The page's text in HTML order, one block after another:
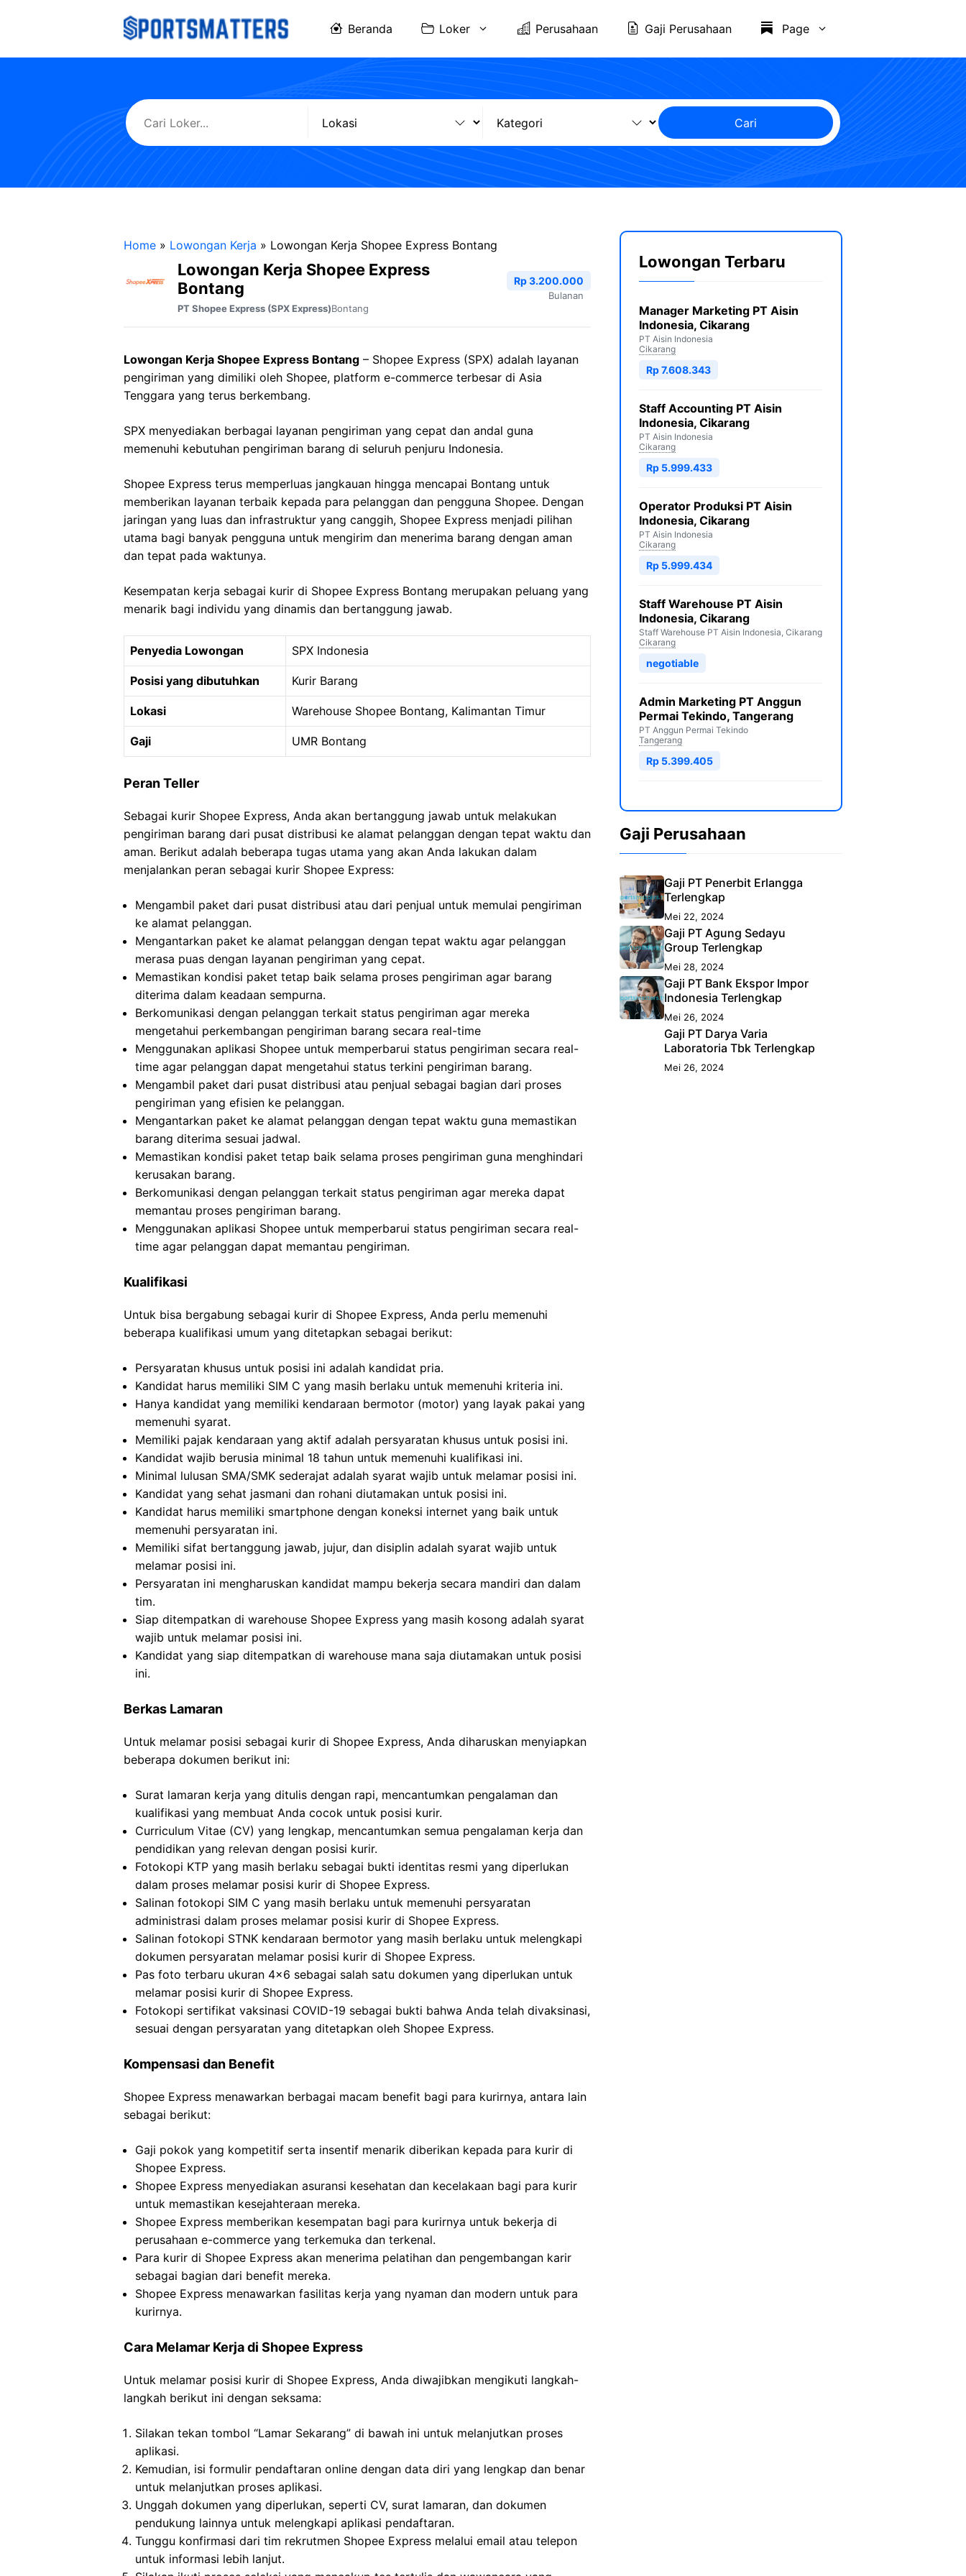
Beranda Loker Perusahaan Gaji Perusahaan Page
Cari
Home » Lowongan Kerja » Lowongan Kerja Shopee Express Bontang
Lowongan Kerja Shopee Express
Bontang
PT Shopee Express (SPX Express)Bontang
Rp 3.200.000
Bulanan
Lowongan Kerja Shopee Express Bontang – Shopee Express (SPX) adalah layanan
pengiriman yang dimiliki oleh Shopee, platform e-commerce terbesar di Asia
Tenggara yang terus berkembang.
SPX menyediakan berbagai layanan pengiriman yang cepat dan andal guna
memenuhi kebutuhan pengiriman barang di seluruh penjuru Indonesia.
Shopee Express terus memperluas jangkauan hingga mencapai Bontang untuk
memberikan layanan terbaik kepada para pelanggan dan pengguna Shopee. Dengan
jaringan yang luas dan infrastruktur yang canggih, Shopee Express menjadi pilihan
utama bagi banyak pengguna untuk mengirim dan menerima barang dengan aman
dan tepat pada waktunya.
Kesempatan kerja sebagai kurir di Shopee Express Bontang merupakan peluang yang
menarik bagi individu yang dinamis dan bertanggung jawab.
Penyedia Lowongan SPX Indonesia
Posisi yang dibutuhkan Kurir Barang
Lokasi Warehouse Shopee Bontang, Kalimantan Timur
Gaji UMR Bontang
Peran Teller
Sebagai kurir Shopee Express, Anda akan bertanggung jawab untuk melakukan
pengiriman barang dari pusat distribusi ke alamat pelanggan dengan tepat waktu dan
aman. Berikut adalah beberapa tugas utama yang akan Anda lakukan dalam
menjalankan peran sebagai kurir Shopee Express:
Mengambil paket dari pusat distribusi atau dari penjual untuk memulai pengiriman
ke alamat pelanggan.
Mengantarkan paket ke alamat pelanggan dengan tepat waktu agar pelanggan
merasa puas dengan layanan pengiriman yang cepat.
Memastikan kondisi paket tetap baik selama proses pengiriman agar barang
diterima dalam keadaan sempurna.
Berkomunikasi dengan pelanggan terkait status pengiriman agar mereka
mengetahui perkembangan pengiriman barang secara real-time
Menggunakan aplikasi Shopee untuk memperbarui status pengiriman secara real-
time agar pelanggan dapat mengetahui status terkini pengiriman barang.
Mengambil paket dari pusat distribusi atau penjual sebagai bagian dari proses
pengiriman yang efisien ke pelanggan.
Mengantarkan paket ke alamat pelanggan dengan tepat waktu guna memastikan
barang diterima sesuai jadwal.
Memastikan kondisi paket tetap baik selama proses pengiriman guna menghindari
kerusakan barang.
Berkomunikasi dengan pelanggan terkait status pengiriman agar mereka dapat
memantau proses pengiriman barang.
Menggunakan aplikasi Shopee untuk memperbarui status pengiriman secara real-
time agar pelanggan dapat memantau pengiriman.
Kualifikasi
Untuk bisa bergabung sebagai kurir di Shopee Express, Anda perlu memenuhi
beberapa kualifikasi umum yang ditetapkan sebagai berikut:
Persyaratan khusus untuk posisi ini adalah kandidat pria.
Kandidat harus memiliki SIM C yang masih berlaku untuk memenuhi kriteria ini.
Hanya kandidat yang memiliki kendaraan bermotor (motor) yang layak pakai yang
memenuhi syarat.
Memiliki pajak kendaraan yang aktif adalah persyaratan khusus untuk posisi ini.
Kandidat wajib berusia minimal 18 tahun untuk memenuhi kualifikasi ini.
Minimal lulusan SMA/SMK sederajat adalah syarat wajib untuk melamar posisi ini.
Kandidat yang sehat jasmani dan rohani diutamakan untuk posisi ini.
Kandidat harus memiliki smartphone dengan koneksi internet yang baik untuk
memenuhi persyaratan ini.
Memiliki sifat bertanggung jawab, jujur, dan disiplin adalah syarat wajib untuk
melamar posisi ini.
Persyaratan ini mengharuskan kandidat mampu bekerja secara mandiri dan dalam
tim.
Siap ditempatkan di warehouse Shopee Express yang masih kosong adalah syarat
wajib untuk melamar posisi ini.
Kandidat yang siap ditempatkan di warehouse mana saja diutamakan untuk posisi
ini.
Berkas Lamaran
Untuk melamar posisi sebagai kurir di Shopee Express, Anda diharuskan menyiapkan
beberapa dokumen berikut ini:
Surat lamaran kerja yang ditulis dengan rapi, mencantumkan pengalaman dan
kualifikasi yang membuat Anda cocok untuk posisi kurir.
Curriculum Vitae (CV) yang lengkap, mencantumkan semua pengalaman kerja dan
pendidikan yang relevan dengan posisi kurir.
Fotokopi KTP yang masih berlaku sebagai bukti identitas resmi yang diperlukan
dalam proses melamar posisi kurir di Shopee Express.
Salinan fotokopi SIM C yang masih berlaku untuk memenuhi persyaratan
administrasi dalam proses melamar posisi kurir di Shopee Express.
Salinan fotokopi STNK kendaraan bermotor yang masih berlaku untuk melengkapi
dokumen persyaratan melamar posisi kurir di Shopee Express.
Pas foto terbaru ukuran 4×6 sebagai salah satu dokumen yang diperlukan untuk
melamar posisi kurir di Shopee Express.
Fotokopi sertifikat vaksinasi COVID-19 sebagai bukti bahwa Anda telah divaksinasi,
sesuai dengan persyaratan yang ditetapkan oleh Shopee Express.
Kompensasi dan Benefit
Shopee Express menawarkan berbagai macam benefit bagi para kurirnya, antara lain
sebagai berikut:
Gaji pokok yang kompetitif serta insentif menarik diberikan kepada para kurir di
Shopee Express.
Shopee Express menyediakan asuransi kesehatan dan kecelakaan bagi para kurir
untuk memastikan kesejahteraan mereka.
Shopee Express memberikan kesempatan bagi para kurirnya untuk bekerja di
perusahaan e-commerce yang terkemuka dan terkenal.
Para kurir di Shopee Express akan menerima pelatihan dan pengembangan karir
sebagai bagian dari benefit mereka.
Shopee Express menawarkan fasilitas kerja yang nyaman dan modern untuk para
kurirnya.
Cara Melamar Kerja di Shopee Express
Untuk melamar posisi kurir di Shopee Express, Anda diwajibkan mengikuti langkah-
langkah berikut ini dengan seksama:
Silakan tekan tombol “Lamar Sekarang” di bawah ini untuk melanjutkan proses
aplikasi.
Kemudian, isi formulir pendaftaran online dengan data diri yang lengkap dan benar
untuk melanjutkan proses aplikasi.
Unggah dokumen yang diperlukan, seperti CV, surat lamaran, dan dokumen
pendukung lainnya untuk melengkapi aplikasi pendaftaran.
Tunggu konfirmasi dari tim rekrutmen Shopee Express melalui email atau telepon
untuk informasi lebih lanjut.
Lowongan Terbaru
Manager Marketing PT Aisin
Indonesia, Cikarang
PT Aisin Indonesia
Cikarang
Rp 7.608.343
Staff Accounting PT Aisin
Indonesia, Cikarang
PT Aisin Indonesia
Cikarang
Rp 5.999.433
Operator Produksi PT Aisin
Indonesia, Cikarang
PT Aisin Indonesia
Cikarang
Rp 5.999.434
Staff Warehouse PT Aisin
Indonesia, Cikarang
Staff Warehouse PT Aisin Indonesia, Cikarang
Cikarang
negotiable
Admin Marketing PT Anggun
Permai Tekindo, Tangerang
PT Anggun Permai Tekindo
Tangerang
Rp 5.399.405
Gaji Perusahaan
Gaji PT Penerbit Erlangga
Terlengkap
Mei 22, 2024
Gaji PT Agung Sedayu
Group Terlengkap
Mei 28, 2024
Gaji PT Bank Ekspor Impor
Indonesia Terlengkap
Mei 26, 2024
Gaji PT Darya Varia
Laboratoria Tbk Terlengkap
Mei 26, 2024